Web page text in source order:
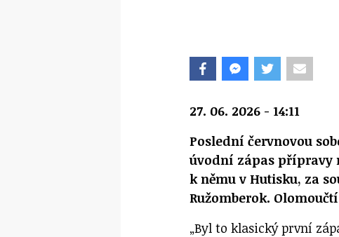
27. 06. 2026 - 14:11
Poslední červnovou
úvodní zápas přípravy
k němu v Hutisku, za
Ružomberok.
„Byl to klasický první